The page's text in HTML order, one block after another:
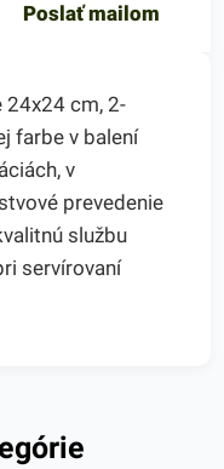
Poslať mailom
24x24 cm, 2-
farbe v balení
v
prevedenie
službu
servírovaní